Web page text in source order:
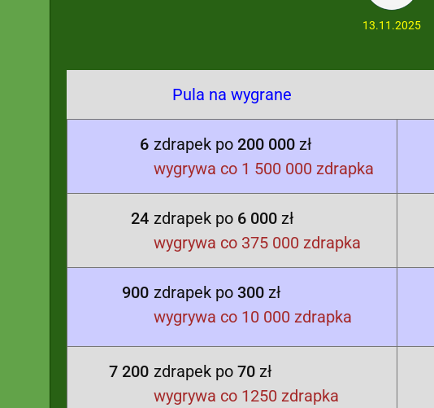
13.11.2025
Pula na wygrane
6 zdrapek po 200 000 zł
wygrywa co 1 500 000 zdrapka
24 zdrapek po 6 000 zł
wygrywa co 375 000 zdrapka
900 zdrapek po 300 zł
wygrywa co 10 000 zdrapka
7 200 zdrapek po 70 zł
wygrywa co 1250 zdrapka